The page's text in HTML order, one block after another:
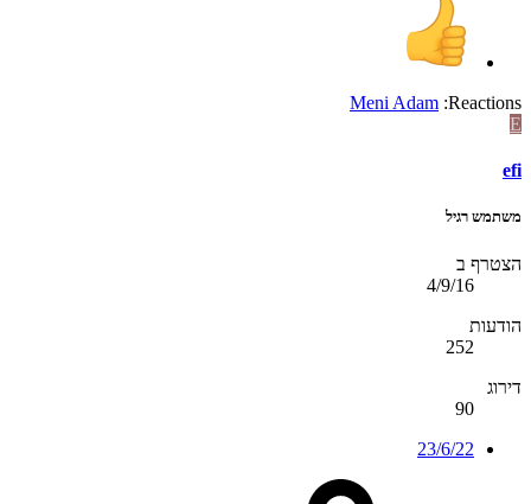
Reactions:
Meni Adam
E
efi
משתמש רגיל
הצטרף ב
4/9/16
הודעות
252
דירוג
90
23/6/22